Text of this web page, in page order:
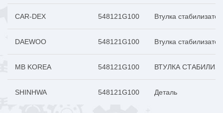
CAR-DEX 548121G100 Втулка
DAEWOO 548121G100 Втулка
MB KOREA 548121G100 ВТУЛКА
SHINHWA 548121G100 Деталь